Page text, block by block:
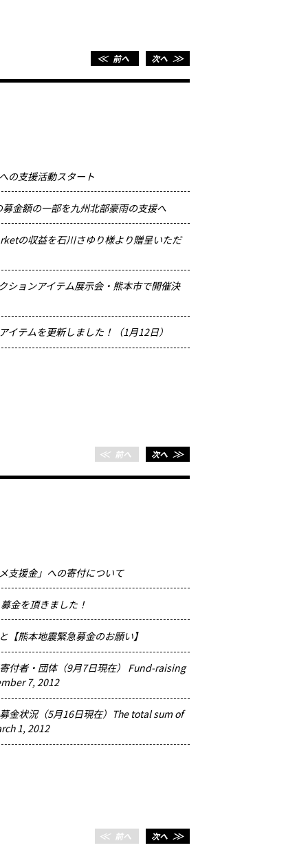
＜＜前へ 次へ＞＞
の支援活動スタート
金額の一部を九州北部豪雨の支援へ
の収益を石川さゆり様より贈呈いただ
ションアイテム展示会・熊本市で開催決
イテムを更新しました！（1月12日）
＜＜前へ 次へ＞＞
支援金」への寄付について
金を頂きました！
【熊本地震緊急募金のお願い】
寄付者・団体（9月7日現在） Fund-raising
7, 2012
募金状況（5月16日現在）The total sum of
1, 2012
＜＜前へ 次へ＞＞